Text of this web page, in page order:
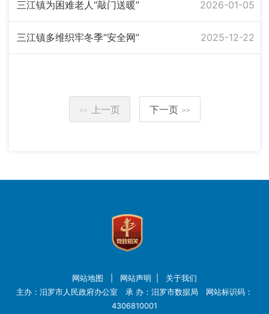
三江镇为困难老人“敲门送暖” 2026-01-05
三江镇多维织牢冬季“安全网” 2025-12-22
<< 上一页 下一页 >>
网站地图 网站声明
关于我们
主办：汨罗市人民政府办公室 承 办：汨罗市数据局 网站标识码：
4306810001